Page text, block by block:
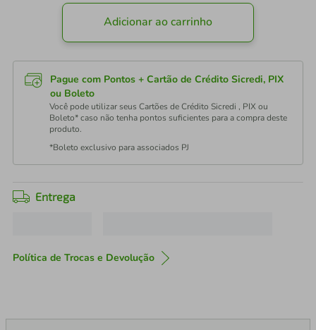
Adicionar ao carrinho
Pague com Pontos + Cartão de Crédito Sicredi, PIX
ou Boleto
Você pode utilizar seus Cartões de Crédito Sicredi , PIX ou
Boleto* caso não tenha pontos suficientes para a compra deste
produto.
*Boleto exclusivo para associados PJ
Entrega
Política de Trocas e Devolução